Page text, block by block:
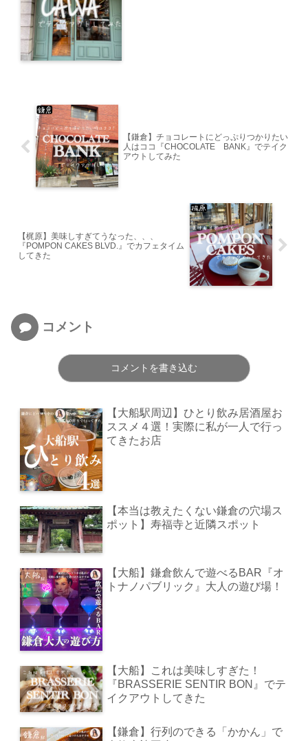
【鎌倉】チョコレートにどっぷりつかりたい
人はココ『CHOCOLATE BANK』でテイク
アウトしてみた
【梶原】美味しすぎてうなった、、、
『POMPON CAKES BLVD.』でカフェタイム
してきた
コメント
コメントを書き込む
【大船駅周辺】ひとり飲み居酒屋お
ススメ４選！実際に私が一人で行っ
てきたお店
【本当は教えたくない鎌倉の穴場ス
ポット】寿福寺と近隣スポット
【大船】鎌倉飲んで遊べるBAR『オ
トナノパブリック』大人の遊び場！
【大船】これは美味しすぎた！
『BRASSERIE SENTIR BON』でテ
イクアウトしてきた
【鎌倉】行列のできる「かかん」で